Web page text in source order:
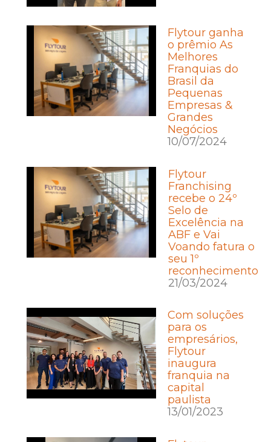
Flytour ganha
o prêmio As
Melhores
Franquias do
Brasil da
Pequenas
Empresas &
Grandes
Negócios
10/07/2024
Flytour
Franchising
recebe o 24º
Selo de
Excelência na
ABF e Vai
Voando fatura o
seu 1º
reconhecimento
21/03/2024
Com soluções
para os
empresários,
Flytour
inaugura
franquia na
capital
paulista
13/01/2023